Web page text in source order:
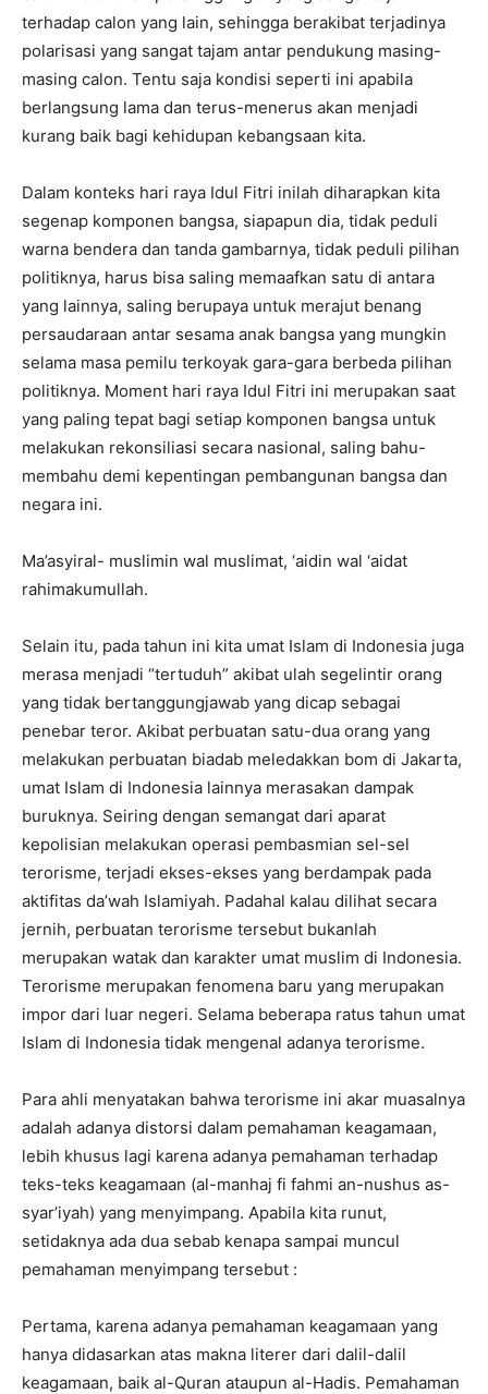
terhadap calon yang lain, sehingga berakibat terjadinya
polarisasi yang sangat tajam antar pendukung masing-
masing calon. Tentu saja kondisi seperti ini apabila
berlangsung lama dan terus-menerus akan menjadi
kurang baik bagi kehidupan kebangsaan kita.
Dalam konteks hari raya Idul Fitri inilah diharapkan kita
segenap komponen bangsa, siapapun dia, tidak peduli
warna bendera dan tanda gambarnya, tidak peduli pilihan
politiknya, harus bisa saling memaafkan satu di antara
yang lainnya, saling berupaya untuk merajut benang
persaudaraan antar sesama anak bangsa yang mungkin
selama masa pemilu terkoyak gara-gara berbeda pilihan
politiknya. Moment hari raya Idul Fitri ini merupakan saat
yang paling tepat bagi setiap komponen bangsa untuk
melakukan rekonsiliasi secara nasional, saling bahu-
membahu demi kepentingan pembangunan bangsa dan
negara ini.
Ma’asyiral- muslimin wal muslimat, ‘aidin wal ‘aidat
rahimakumullah.
Selain itu, pada tahun ini kita umat Islam di Indonesia juga
merasa menjadi “tertuduh” akibat ulah segelintir orang
yang tidak bertanggungjawab yang dicap sebagai
penebar teror. Akibat perbuatan satu-dua orang yang
melakukan perbuatan biadab meledakkan bom di Jakarta,
umat Islam di Indonesia lainnya merasakan dampak
buruknya. Seiring dengan semangat dari aparat
kepolisian melakukan operasi pembasmian sel-sel
terorisme, terjadi ekses-ekses yang berdampak pada
aktifitas da’wah Islamiyah. Padahal kalau dilihat secara
jernih, perbuatan terorisme tersebut bukanlah
merupakan watak dan karakter umat muslim di Indonesia.
Terorisme merupakan fenomena baru yang merupakan
impor dari luar negeri. Selama beberapa ratus tahun umat
Islam di Indonesia tidak mengenal adanya terorisme.
Para ahli menyatakan bahwa terorisme ini akar muasalnya
adalah adanya distorsi dalam pemahaman keagamaan,
lebih khusus lagi karena adanya pemahaman terhadap
teks-teks keagamaan (al-manhaj fi fahmi an-nushus as-
syar’iyah) yang menyimpang. Apabila kita runut,
setidaknya ada dua sebab kenapa sampai muncul
pemahaman menyimpang tersebut :
Pertama, karena adanya pemahaman keagamaan yang
hanya didasarkan atas makna literer dari dalil-dalil
keagamaan, baik al-Quran ataupun al-Hadis. Pemahaman